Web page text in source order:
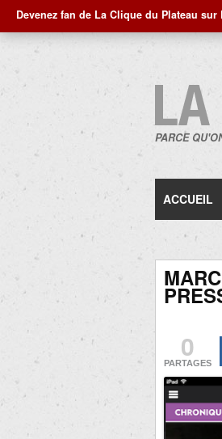
Devenez fan de La Clique du Plateau sur
PARCE
ACCUEIL
0
PARTAGES